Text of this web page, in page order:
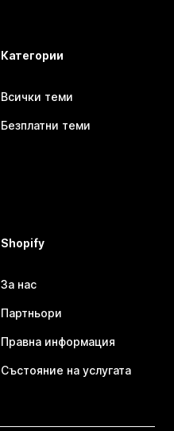
Категории
Всички теми
Безплатни теми
Shopify
За нас
Партньори
Правна информация
Състояние на услугата